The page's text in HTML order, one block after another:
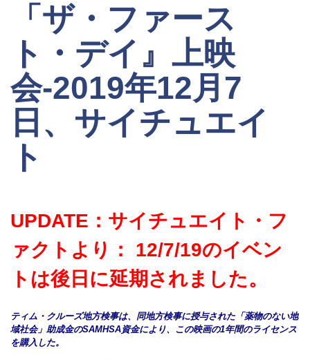
「ザ・ファース
ト・デイ』上映
会-2019年12月7
日、サイチュエイ
ト
UPDATE：サイチュエイト・フ
ァクトより： 12/7/19のイベン
トは後日に延期されました。
ティム・クルーズ地方検事は、同地方検事に授与された「薬物のない地
域社会」助成金のSAMHSA資金により、この映画の1年間のライセンス
を購入した。